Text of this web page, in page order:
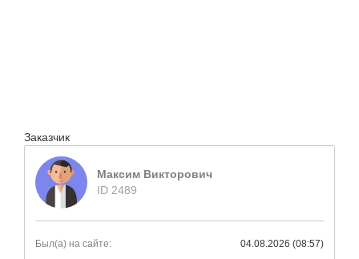
Заказчик
Максим Викторович
ID 2489
Был(а) на сайте:
04.08.2026 (08:57)